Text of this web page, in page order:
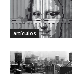
artículos